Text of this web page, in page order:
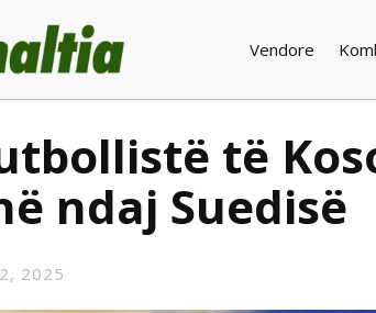
Vendore
të
ndaj Suedisë
2025